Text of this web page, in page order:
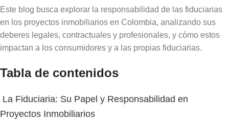
Este blog busca explorar la responsabilidad de las fiduciarias
en los proyectos inmobiliarios en Colombia, analizando sus
deberes legales, contractuales y profesionales, y cómo estos
impactan a los consumidores y a las propias fiduciarias.
Tabla de contenidos
La Fiduciaria: Su Papel y Responsabilidad en
Proyectos Inmobiliarios